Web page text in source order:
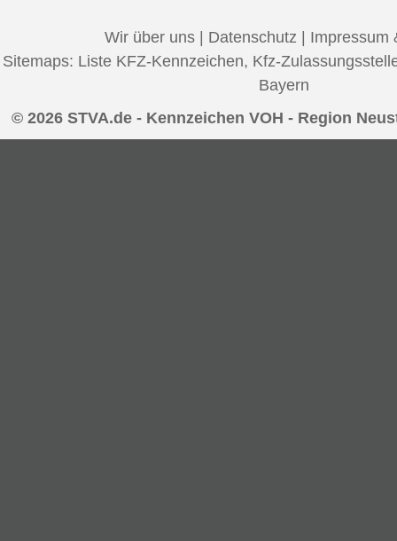
Wir über uns | Datenschutz | Impressum
Sitemaps: Liste KFZ-Kennzeichen, Kfz-
Bayern
© 2026 STVA.de - Kennzeichen VOH - Region